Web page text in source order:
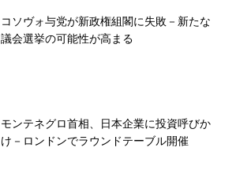
コソヴォ与党が新政権組閣に失敗－新たな
議会選挙の可能性が高まる
モンテネグロ首相、日本企業に投資呼びか
け－ロンドンでラウンドテーブル開催